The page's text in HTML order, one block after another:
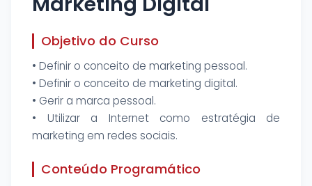
Objetivo do Curso
• Definir o conceito de marketing pessoal.
• Definir o conceito de marketing digital.
• Gerir a marca pessoal.
• Utilizar a Internet como estratégia de
marketing em redes sociais.
Conteúdo Programático